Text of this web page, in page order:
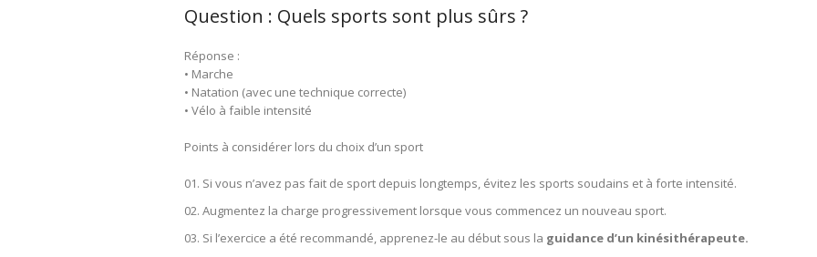
Question : Quels sports sont plus sûrs ?
Réponse :
• Marche
• Natation (avec une technique correcte)
• Vélo à faible intensité
Points à considérer lors du choix d’un sport
Si vous n’avez pas fait de sport depuis longtemps, évitez les sports soudains et à forte intensité.
Augmentez la charge progressivement lorsque vous commencez un nouveau sport.
Si l’exercice a été recommandé, apprenez-le au début sous la guidance d’un kinésithérapeute.